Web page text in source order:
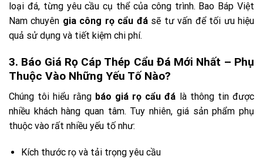
loại đá, từng yêu cầu cụ thể của công trình. Bao Báp Việt
Nam chuyên gia công rọ cẩu đásẽ tư vấn để tối ưu hiệu
quả sử dụng và tiết kiệm chi phí.
3. Báo Giá Rọ Cáp Thép Cẩu Đá Mới Nhất – Phụ
Thuộc Vào Những Yếu Tố Nào?
Chúng tôi hiểu rằng báo giá rọ cẩu đá là thông tin được
nhiều khách hàng quan tâm. Tuy nhiên, giá sản phẩm phụ
thuộc vào rất nhiều yếu tố như:
Kích thước rọ và tải trọng yêu cầu